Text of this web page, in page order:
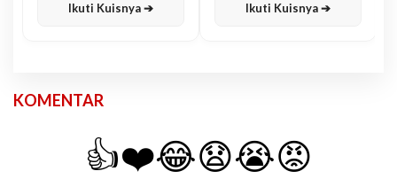
Ikuti Kuisnya ➔ Ikuti Kuisnya ➔
KOMENTAR
👍❤️😂😧😭😡